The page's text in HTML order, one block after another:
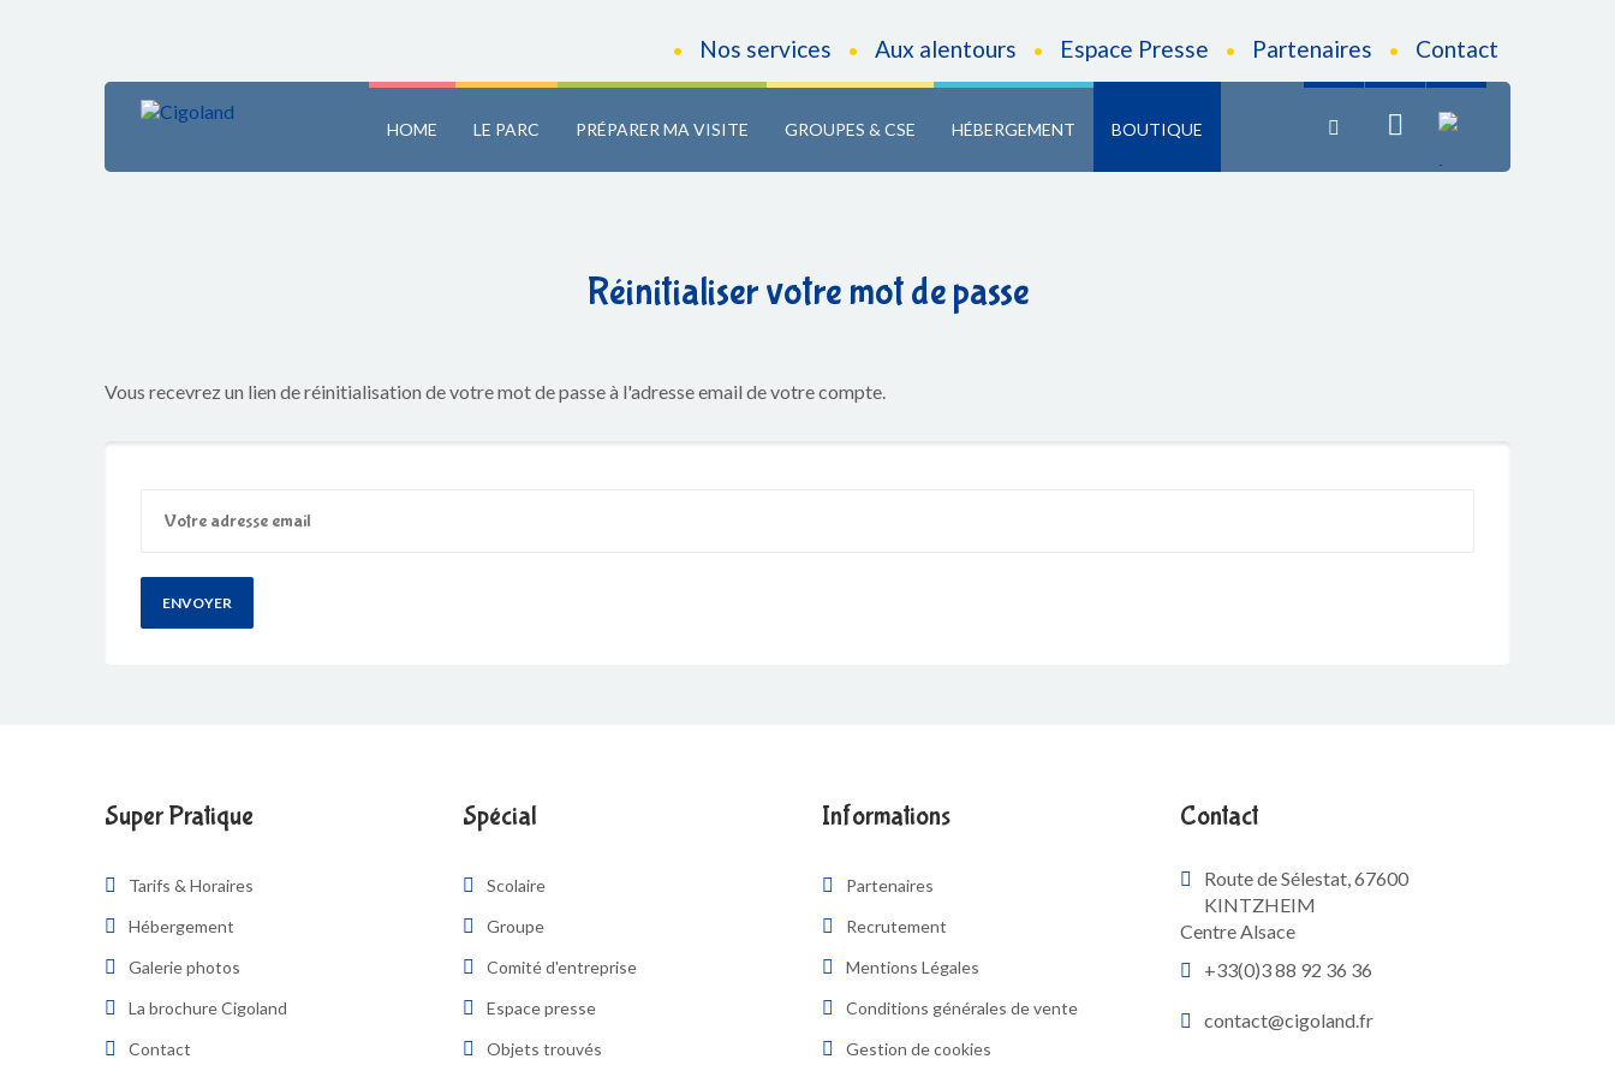
• Nos services • Aux alentours • Espace Presse • Partenaires • Contact
HOME LE PARC PRÉPARER MA VISITE GROUPES & CSE HÉBERGEMENT BOUTIQUE
fr
Réinitialiser votre mot de passe
Vous recevrez un lien de réinitialisation de votre mot de passe à l'adresse email de votre compte.
Super Pratique
Tarifs & Horaires
Hébergement
Galerie photos
La brochure Cigoland
Contact
Spécial
Scolaire
Groupe
Comité d'entreprise
Espace presse
Objets trouvés
Informations
Partenaires
Recrutement
Mentions Légales
Conditions générales de vente
Gestion de cookies
Contact
Route de Sélestat, 67600
KINTZHEIM
Centre Alsace
+33(0)3 88 92 36 36
contact@cigoland.fr